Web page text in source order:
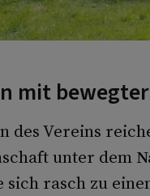
mit
des Vereins
unter dem
rasch zu